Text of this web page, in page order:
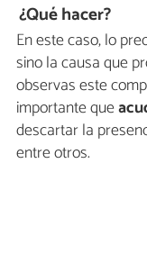
¿Qué hacer?
En este caso, lo
sino la causa que
observas este
importante que
descartar la
entre otros.